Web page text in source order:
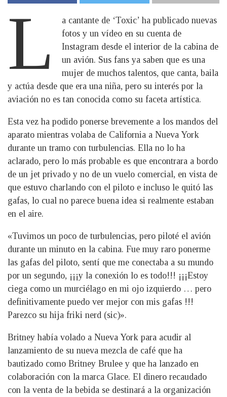
L
a cantante de ‘Toxic’ ha publicado nuevas
fotos y un vídeo en su cuenta de
Instagram desde el interior de la cabina de
un avión. Sus fans ya saben que es una
mujer de muchos talentos, que canta, baila
y actúa desde que era una niña, pero su interés por la
aviación no es tan conocida como su faceta artística.
Esta vez ha podido ponerse brevemente a los mandos del
aparato mientras volaba de California a Nueva York
durante un tramo con turbulencias. Ella no lo ha
aclarado, pero lo más probable es que encontrara a bordo
de un jet privado y no de un vuelo comercial, en vista de
que estuvo charlando con el piloto e incluso le quitó las
gafas, lo cual no parece buena idea si realmente estaban
en el aire.
«Tuvimos un poco de turbulencias, pero piloté el avión
durante un minuto en la cabina. Fue muy raro ponerme
las gafas del piloto, sentí que me conectaba a su mundo
por un segundo, ¡¡¡y la conexión lo es todo!!! ¡¡¡Estoy
ciega como un murciélago en mi ojo izquierdo … pero
definitivamente puedo ver mejor con mis gafas !!!
Parezco su hija friki nerd (sic)».
Britney había volado a Nueva York para acudir al
lanzamiento de su nueva mezcla de café que ha
bautizado como Britney Brulee y que ha lanzado en
colaboración con la marca Glace. El dinero recaudado
con la venta de la bebida se destinará a la organización